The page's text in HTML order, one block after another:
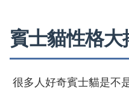
賓士貓性格大
很多人好奇賓士貓是不